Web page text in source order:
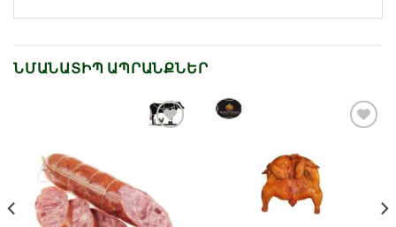
ՆՄԱՆԱՏԻՊ ԱՊՐԱՆՔՆԵՐ
նախընտրած